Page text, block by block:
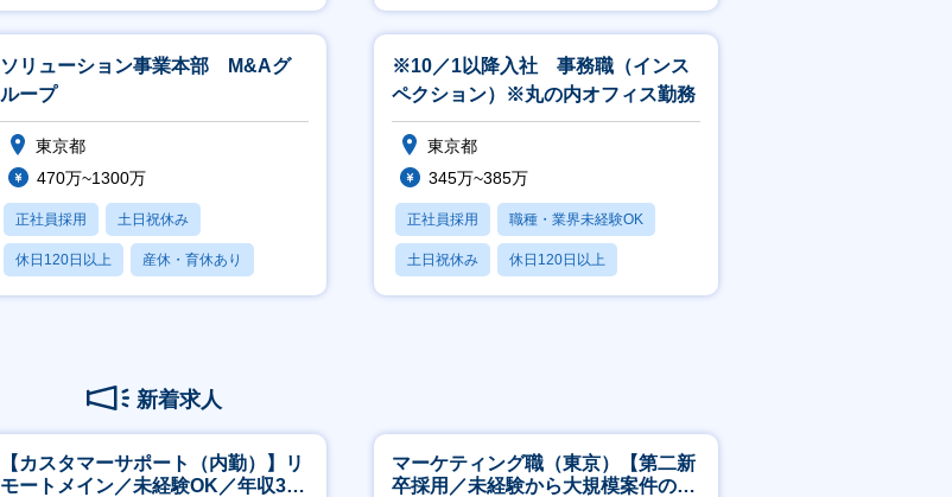
賞与あり
ソリューション事業本部 M&Aグ
ループ
東京都
470万~1300万
正社員採用 土日祝休み
休日120日以上 産休・育休あり
賞与あり
※10／1以降入社 事務職（インス
ペクション）※丸の内オフィス勤務
東京都
345万~385万
正社員採用 職種・業界未経験OK
土日祝休み 休日120日以上
産休・育休あり
新着求人
【カスタマーサポート（内勤）】リ
モートメイン／未経験OK／年収340
マーケティング職（東京）【第二新
卒採用／未経験から大規模案件のマ